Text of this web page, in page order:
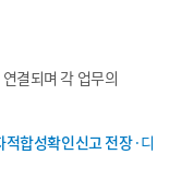
결되며 각 업무의
적합성확인신고 전장·디